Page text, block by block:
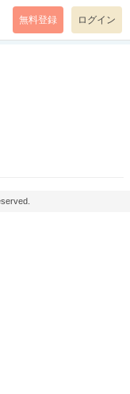
無料登録 ログイン